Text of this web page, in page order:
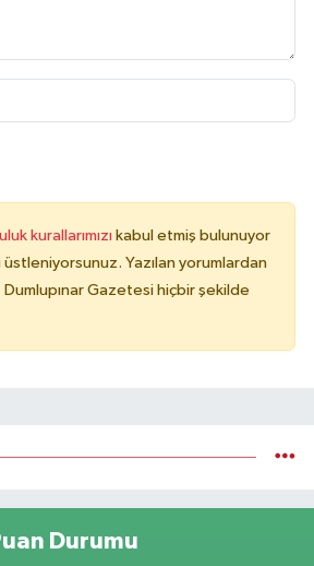
kurallarımızı kabul etmiş bulunuyor
Yazılan yorumlardan
Gazetesi hiçbir şekilde
Durumu